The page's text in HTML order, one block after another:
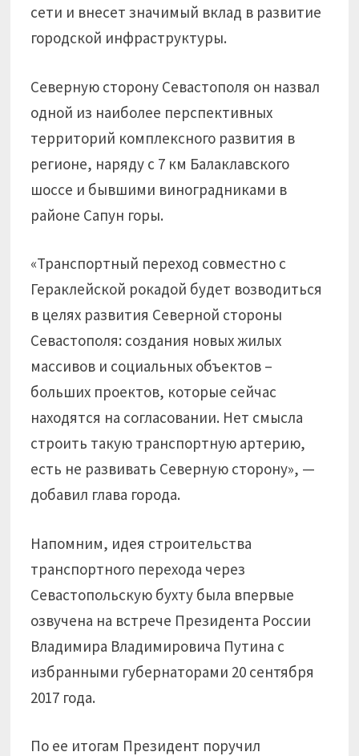
сети и внесет значимый вклад в развитие
городской инфраструктуры.
Северную сторону Севастополя он назвал
одной из наиболее перспективных
территорий комплексного развития в
регионе, наряду с 7 км Балаклавского
шоссе и бывшими виноградниками в
районе Сапун горы.
«Транспортный переход совместно с
Гераклейской рокадой будет возводиться
в целях развития Северной стороны
Севастополя: создания новых жилых
массивов и социальных объектов –
больших проектов, которые сейчас
находятся на согласовании. Нет смысла
строить такую транспортную артерию,
есть не развивать Северную сторону», —
добавил глава города.
Напомним, идея строительства
транспортного перехода через
Севастопольскую бухту была впервые
озвучена на встрече Президента России
Владимира Владимировича Путина с
избранными губернаторами 20 сентября
2017 года.
По ее итогам Президент поручил